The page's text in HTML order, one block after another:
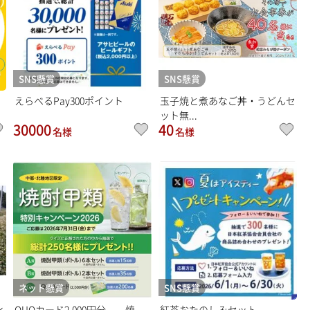
SNS懸賞
えらべるPay300ポイント
30000名様
SNS懸賞
玉子焼と煮あなご丼・うどんセ
ット無...
40名様
ネット懸賞 SNS懸賞